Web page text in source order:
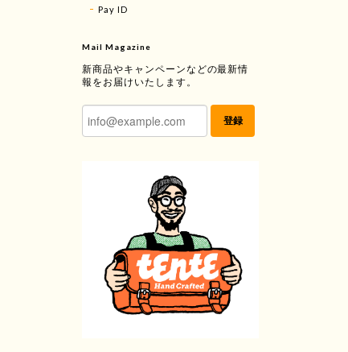
Pay ID
Mail Magazine
新商品やキャンペーンなどの最新情
報をお届けいたします。
登録